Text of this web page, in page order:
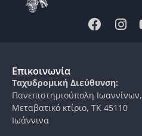
Επικοινωνία
Ταχυδρομική Διεύθυνση:
Πανεπιστημιούπολη Ιωαννίνων,
Μεταβατικό κτίριο, ΤΚ 45110
Ιωάννινα